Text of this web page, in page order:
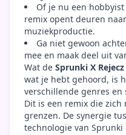
Of je nu een
remix opent deuren
muziekproductie.
Ga niet gewoon
mee en maak deel uit
Wat de Sprunki X
wat je hebt gehoord, is
verschillende genres
Dit is een remix die
grenzen. De synergie
technologie van